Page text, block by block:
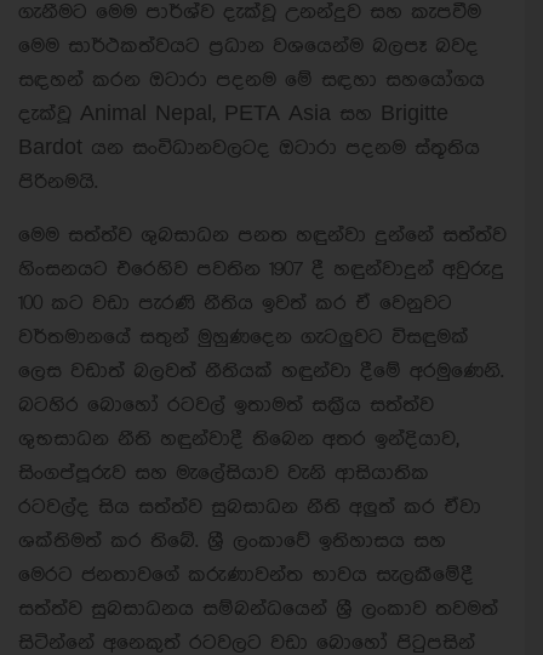
ගැනීමට මෙම පාර්ශ්ව දැක්වූ උනන්දුව සහ කැපවීම
මෙම සාර්ථකත්වයට ප්‍රධාන වශයෙන්ම බලපෑ බවද
සඳහන් කරන ඔටාරා පදනම මේ සඳහා සහයෝගය
දැක්වූ Animal Nepal, PETA Asia සහ Brigitte
Bardot යන සංවිධානවලටද ඔටාරා පදනම ස්තූතිය
පිරිනමයි.
මෙම සත්ත්ව ශුබසාධන පනත හඳුන්වා දුන්නේ සත්ත්ව
හිංසනයට එරෙහිව පවතින 1907 දී හඳුන්වාදුන් අවුරුදු
100 කට වඩා පැරණි නීතිය ඉවත් කර ඒ වෙනුවට
වර්තමානයේ සතුන් මුහුණදෙන ගැටලුවට විසඳුමක්
ලෙස වඩාත් බලවත් නීතියක් හඳුන්වා දීමේ අරමුණෙනි.
බටහිර බොහෝ රටවල් ඉතාමත් සක‍්‍රීය සත්ත්ව
ශුභසාධන නීති හඳුන්වාදී තිබෙන අතර ඉන්දියාව,
සිංගප්පූරුව සහ මැලේසියාව වැනි ආසියාතික
රටවල්ද සිය සත්ත්ව සුබසාධන නීති අලුත් කර ඒවා
ශක්තිමත් කර තිබේ. ශ්‍රී ලංකාවේ ඉතිහාසය සහ
මෙරට ජනතාවගේ කරුණාවන්ත භාවය සැලකීමේදී
සත්ත්ව සුබසාධනය සම්බන්ධයෙන් ශ්‍රී ලංකාව තවමත්
සිටින්නේ අනෙකුත් රටවලට වඩා බොහෝ පිටුපසින්